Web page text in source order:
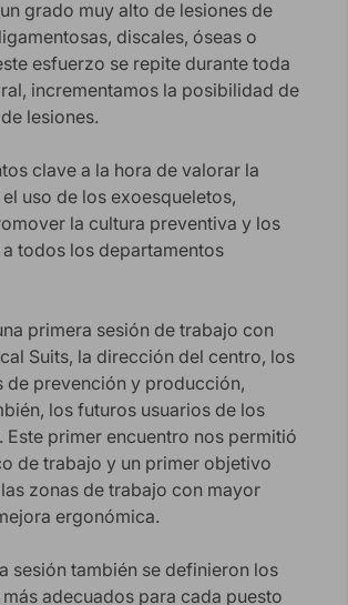
grado muy alto de lesiones de
discales, óseas o
esfuerzo se repite durante toda
incrementamos la posibilidad de
lesiones.
clave a la hora de valorar la
uso de los exoesqueletos,
la cultura preventiva y los
todos los departamentos
primera sesión de trabajo con
Suits, la dirección del centro, los
de prevención y producción,
los futuros usuarios de los
Este primer encuentro nos permitió
de trabajo y un primer objetivo
zonas de trabajo con mayor
ergonómica.
sesión también se definieron los
adecuados para cada puesto